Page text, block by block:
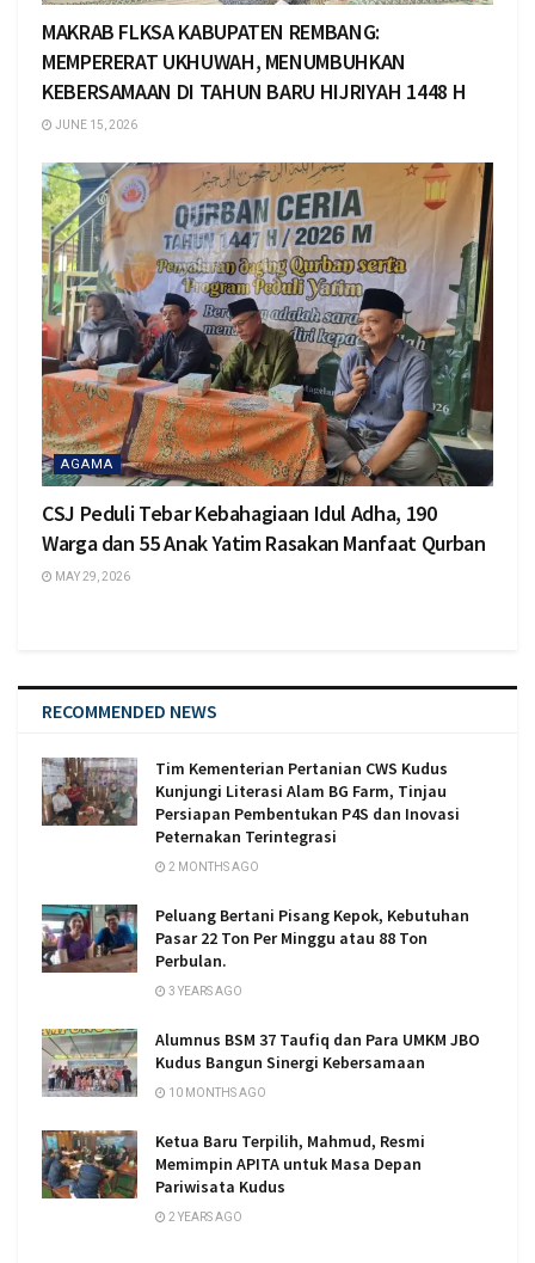
MAKRAB FLKSA KABUPATEN REMBANG:
MEMPERERAT UKHUWAH, MENUMBUHKAN
KEBERSAMAAN DI TAHUN BARU HIJRIYAH 1448 H
JUNE 15, 2026
AGAMA
CSJ Peduli Tebar Kebahagiaan Idul Adha, 190
Warga dan 55 Anak Yatim Rasakan Manfaat Qurban
MAY 29, 2026
RECOMMENDED NEWS
Tim Kementerian Pertanian CWS Kudus
Kunjungi Literasi Alam BG Farm, Tinjau
Persiapan Pembentukan P4S dan Inovasi
Peternakan Terintegrasi
2 MONTHS AGO
Peluang Bertani Pisang Kepok, Kebutuhan
Pasar 22 Ton Per Minggu atau 88 Ton
Perbulan.
3 YEARS AGO
Alumnus BSM 37 Taufiq dan Para UMKM JBO
Kudus Bangun Sinergi Kebersamaan
10 MONTHS AGO
Ketua Baru Terpilih, Mahmud, Resmi
Memimpin APITA untuk Masa Depan
Pariwisata Kudus
2 YEARS AGO